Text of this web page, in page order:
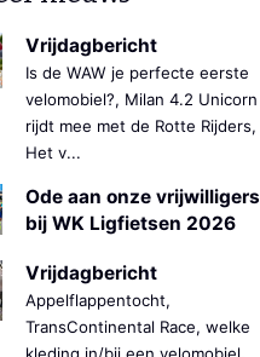
Vrijdagbericht
Is de WAW je perfecte eerste
velomobiel?, Milan 4.2 Unicorn
rijdt mee met de Rotte Rijders,
Het v...
Ode aan onze vrijwilligers
bij WK Ligfietsen 2026
Vrijdagbericht
Appelflappentocht,
TransContinental Race, welke
kleding in/bij een velomobiel,